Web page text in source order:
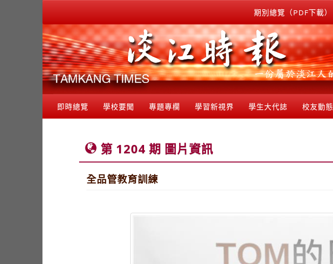
期別總覽（PDF下載）
即時總覽 學校要聞 專題專欄 學習新視界 學生大代誌 校友動態
第 1204 期 圖片資訊
全品管教育訓練